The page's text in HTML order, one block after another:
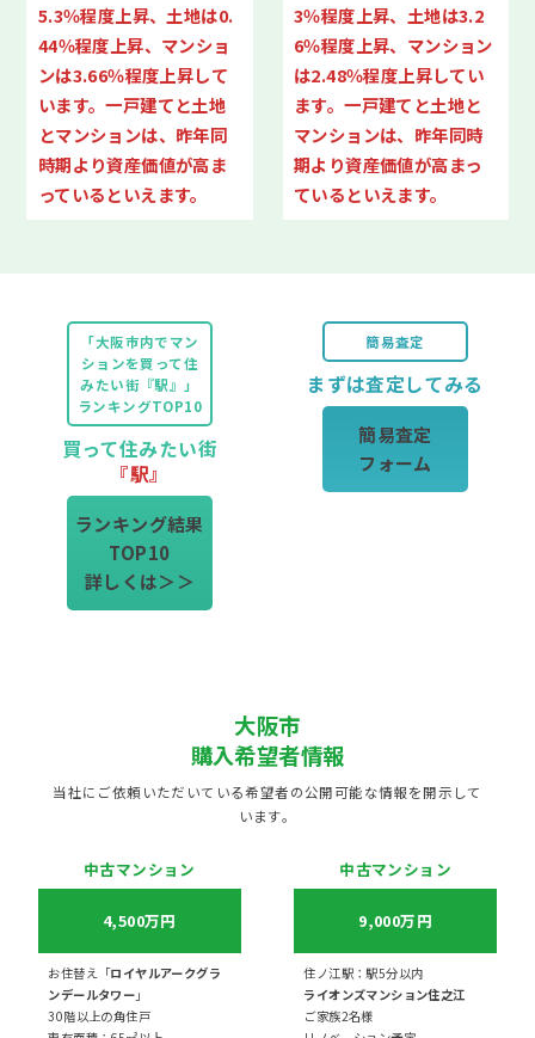
5.3％程度上昇、土地は0.
44％程度上昇、マンショ
ンは3.66％程度上昇して
います。一戸建てと土地
とマンションは、昨年同
時期より資産価値が高ま
っているといえます。
3％程度上昇、土地は3.2
6％程度上昇、マンション
は2.48％程度上昇してい
ます。一戸建てと土地と
マンションは、昨年同時
期より資産価値が高まっ
ているといえます。
「大阪市内でマン
ションを買って住
みたい街『駅』」
ランキングTOP10
買って住みたい街
『駅』
ランキング結果
TOP10
詳しくは＞＞
簡易査定
まずは査定してみる
簡易査定
フォーム
大阪市
購入希望者情報
当社にご依頼いただいている希望者の公開可能な情報を開示して
います。
中古マンション
4,500万円
お住替え「ロイヤルアークグラ
ンデールタワー 」
30階以上の角住戸
中古マンション
9,000万円
住ノ江駅：駅5分以内
ライオンズマンション住之江
ご家族2名様